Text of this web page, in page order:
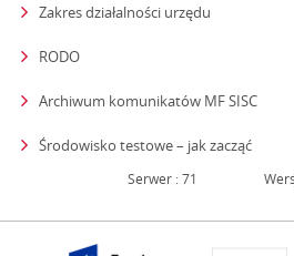
Zakres działalności urzędu
RODO
Archiwum komunikatów MF SISC
Środowisko testowe – jak zacząć
Serwer : 71